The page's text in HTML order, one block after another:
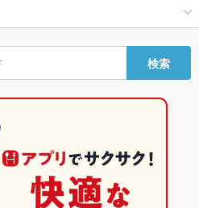
創作
レアステーキ
グルメランキング
の居酒屋ランキング
検索